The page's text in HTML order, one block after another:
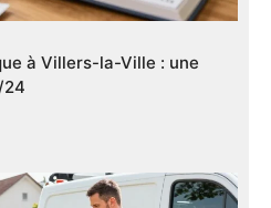
à Villers-la-Ville : une
24